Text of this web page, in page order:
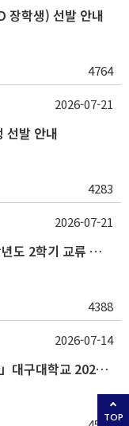
장학생) 선발 안내
4764
선발 안내
4283
2026-07-21
「에너지신산업 혁신융합대학」2026학년도 2학기 교류 수학 안내 (한양대)
4388
2026-07-21
「혁신융합대학사업 차세대반도체 분야」대구대학교 2026-2학기 교류수학 안내
2026-07-14
TOP